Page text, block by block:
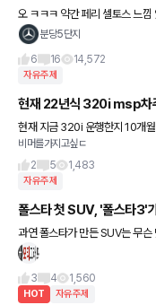
오 ㅋㅋㅋ 약간 페리 셀토스 느낌
분당5단지
6
16 14,572
자유주제
현재 22년식 320i msp차
현재 지금 320i 운행한지 10개
는 현금차량이고 월급여 세후
은데 추천 받고 싶습니
비머를가지고싶ㄷ
2
5 1,483
자유주제
폴스타 첫 SUV, '폴스타3'
과연 폴스타가 만든 SUV는 무슨 맛일까요? 퍼포먼
이니 그 부분이 특히 기대됩니다! 최고출력이 500마력을 넘는다던
3 4 1,560
HOT 자유주제